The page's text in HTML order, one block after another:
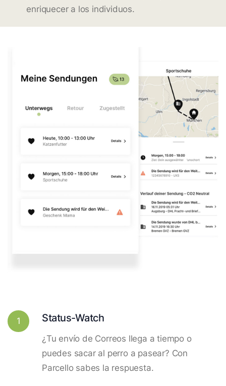
enriquecer a los individuos.
1 Status-Watch
¿Tu envío de Correos llega a tiempo o
puedes sacar al perro a pasear? Con
Parcello sabes la respuesta.